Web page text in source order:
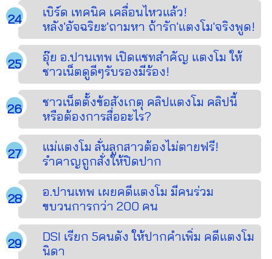
เบิร์ด เทคนิค เคลื่อนไหวแล้ว!
หลัง'อัจฉริยะ'ถามหา ถ้ารัก'แตงโม'จริงพูด!
อุ๊ย อ.ปานเทพ เปิดแชทสำคัญ แตงโม ให้
ชาวเน็ตดูดีๆรับรองมีร้อง!
ชาวเน็ตตั้งข้อสังเกตุ คลิปแตงโม คลิปนี้
หรือต้องการสื่ออะไร?
แม่แตงโม ลั่นลูกสาวต้องไม่ตายฟรี!
รำคาญถูกสั่งให้ปิดปาก
อ.ปานเทพ เผยคดีแตงโม มีคนร่วม
ขบวนการกว่า 200 คน
DSI เรียก 5คนดัง ให้ปากคำเพิ่ม คดีแตงโม
นิดา